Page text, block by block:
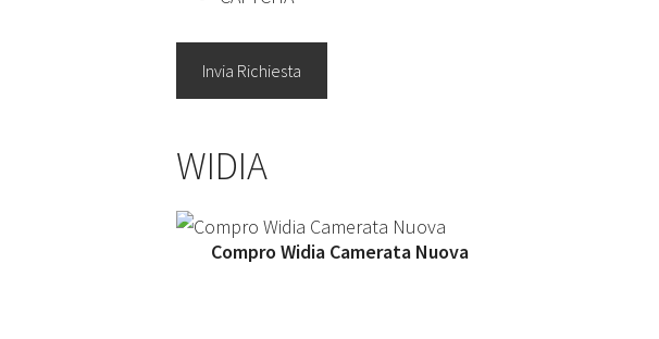
WIDIA
Compro Widia Camerata Nuova